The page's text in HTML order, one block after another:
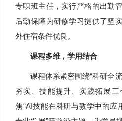
专职班主任，实行严格的出勤
后勤保障为研修学习提供了坚
外住宿条件优良。
课程多维，学用结合
课程体系紧密围绕“科研全
夯实、技能提升、实践拓展
焦“AI技能在科研与教学中的应